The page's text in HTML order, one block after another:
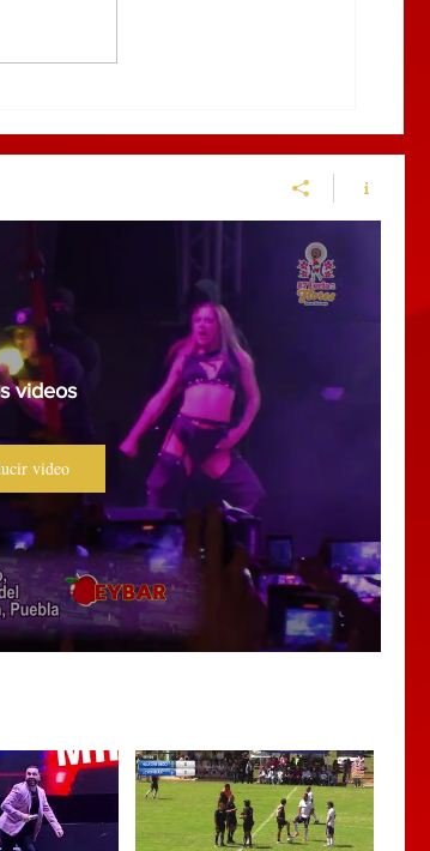
Estado canal pluvial para
prevenir inundaciones en
videos
video